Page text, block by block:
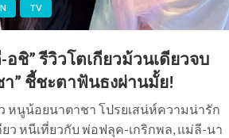
TV
อชิ” รีวิวโตเกียวม้วนเดียวจบ
า” ชี้ชะตาฟันธงผ่านมั้ย!
หนูน้อยนาตาชา โปรยเสน่ห์ความน่ารัก
ยว หนีเที่ยวกับ พ่อฟลุค-เกริกพล, แม่ลี-นา